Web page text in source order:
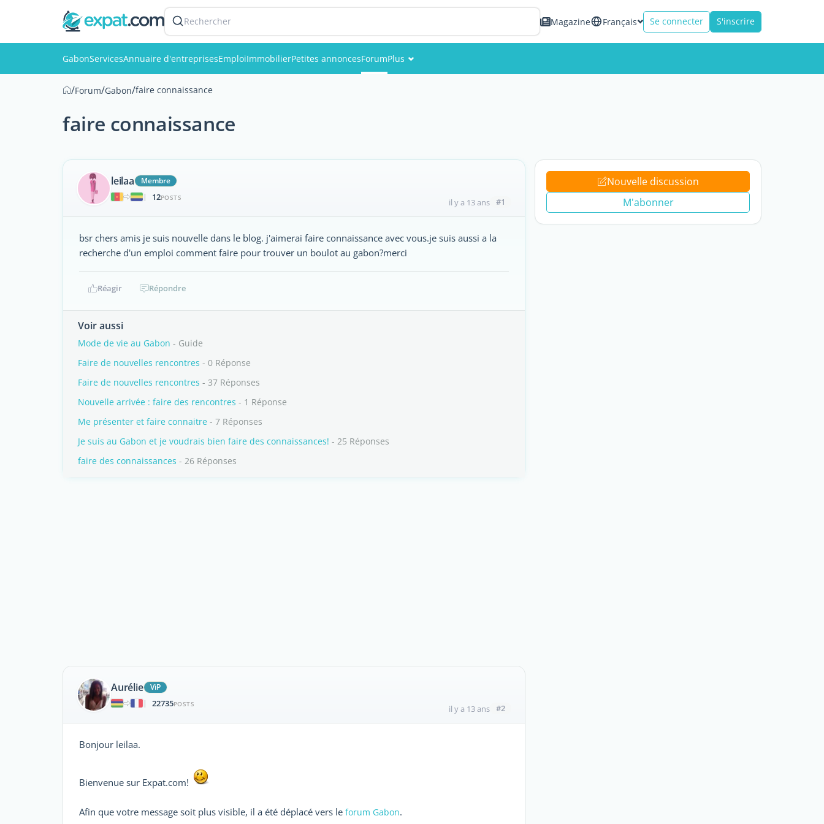
Rechercher Magazine Français Se connecter S'inscrire
GabonServicesAnnuaire d'entreprisesEmploiImmobilierPetites annoncesForumPlus
/Forum/Gabon/faire connaissance
faire connaissance
leilaa
Membre
|
12POSTS il y a 13 ans #1
bsr chers amis je suis nouvelle dans le blog. j'aimerai faire connaissance avec vous.je suis aussi a la
recherche d'un emploi comment faire pour trouver un boulot au gabon?merci
Réagir Répondre
Voir aussi
Mode de vie au Gabon - Guide
Faire de nouvelles rencontres - 0 Réponse
Faire de nouvelles rencontres - 37 Réponses
Nouvelle arrivée : faire des rencontres - 1 Réponse
Me présenter et faire connaitre - 7 Réponses
Je suis au Gabon et je voudrais bien faire des connaissances! - 25 Réponses
faire des connaissances - 26 Réponses
Aurélie
ViP
|
22735POSTS il y a 13 ans #2
Bonjour leilaa.
Bienvenue sur Expat.com!
Afin que votre message soit plus visible, il a été déplacé vers le forum Gabon.
Nouvelle discussion
M'abonner